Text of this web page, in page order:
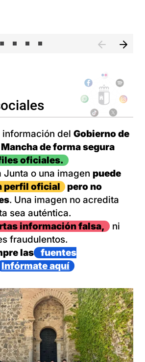
del Gobierno de
de forma segura
oficiales.
Junta o una imagen puede
perfil oficial
pero no
. Una imagen no acredita
sea auténtica.
información falsa,
ni
fraudulentos.
las
fuentes
Infórmate aquí